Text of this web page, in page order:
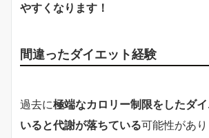
やすくなります！
間違ったダイエット経験
過去に極端なカロリー制限をしたダ
いると代謝が落ちている可能性があり